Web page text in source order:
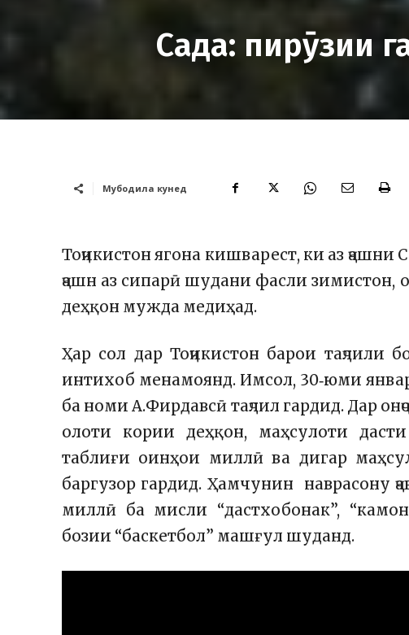
Сада: пирӯзии
Мубодила кунед
Тоҷикистон ягона кишварест, ки аз ҷашни
ҷашн аз сипарӣ шудани фасли зимистон,
деҳқон мужда медиҳад.
Ҳар сол дар Тоҷикистон барои
интихоб менамоянд. Имсол, 30‑юми
ба номи А.Фирдавсӣ таҷлил гардид. Дар
олоти кории деҳқон, маҳсулоти
таблиғи оинҳои миллӣ ва дигар
баргузор гардид. Ҳамчунин наврасону
миллӣ ба мисли “дастхобонак”,
бозии “баскетбол” машғул шуданд.